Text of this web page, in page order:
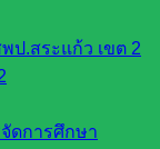
ป.สระแก้ว เขต 2
ดการศึกษา